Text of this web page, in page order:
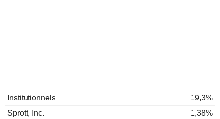
Institutionnels
19,3%
Sprott, Inc.
1,38%